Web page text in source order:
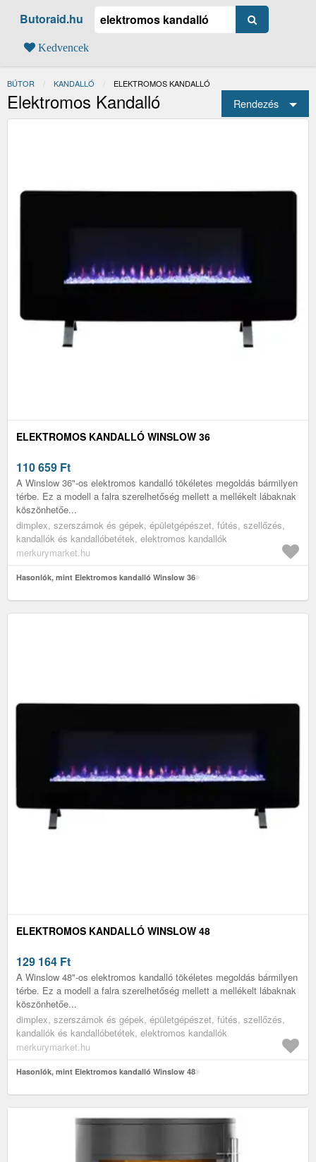
Butoraid.hu
Kedvencek
BÚTOR KANDALLÓ JELENLEGI:
ELEKTROMOS KANDALLÓ
Elektromos Kandalló Rendezés
ELEKTROMOS KANDALLÓ WINSLOW 36
110 659 Ft
A Winslow 36"-os elektromos kandalló tökéletes megoldás bármilyen
térbe. Ez a modell a falra szerelhetőség mellett a mellékelt lábaknak
köszönhetőe...
dimplex, szerszámok és gépek, épületgépészet, fútés, szellőzés,
kandallók és kandallóbetétek, elektromos kandallók
merkurymarket.hu
Hasonlók, mint Elektromos kandalló Winslow 36
ELEKTROMOS KANDALLÓ WINSLOW 48
129 164 Ft
A Winslow 48"-os elektromos kandalló tökéletes megoldás bármilyen
térbe. Ez a modell a falra szerelhetőség mellett a mellékelt lábaknak
köszönhetőe...
dimplex, szerszámok és gépek, épületgépészet, fútés, szellőzés,
kandallók és kandallóbetétek, elektromos kandallók
merkurymarket.hu
Hasonlók, mint Elektromos kandalló Winslow 48